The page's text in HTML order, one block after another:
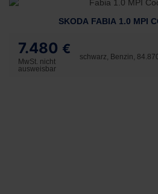
SKODA FABIA 1.0 MPI
7.480 €
MwSt. nicht
ausweisbar
schwarz, Benzin,